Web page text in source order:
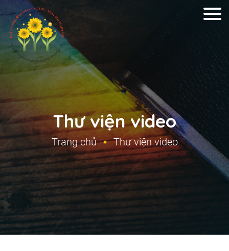
Thư viện video
Trang chủ Thư viện video